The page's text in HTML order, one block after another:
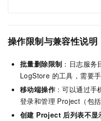
操作限制与兼容性说明
批量删除限制 ：日志服
LogStore 的工具，需要手
移动端操作 ：可以通过
登录和管理 Project（包
创建 Project 后列表不显